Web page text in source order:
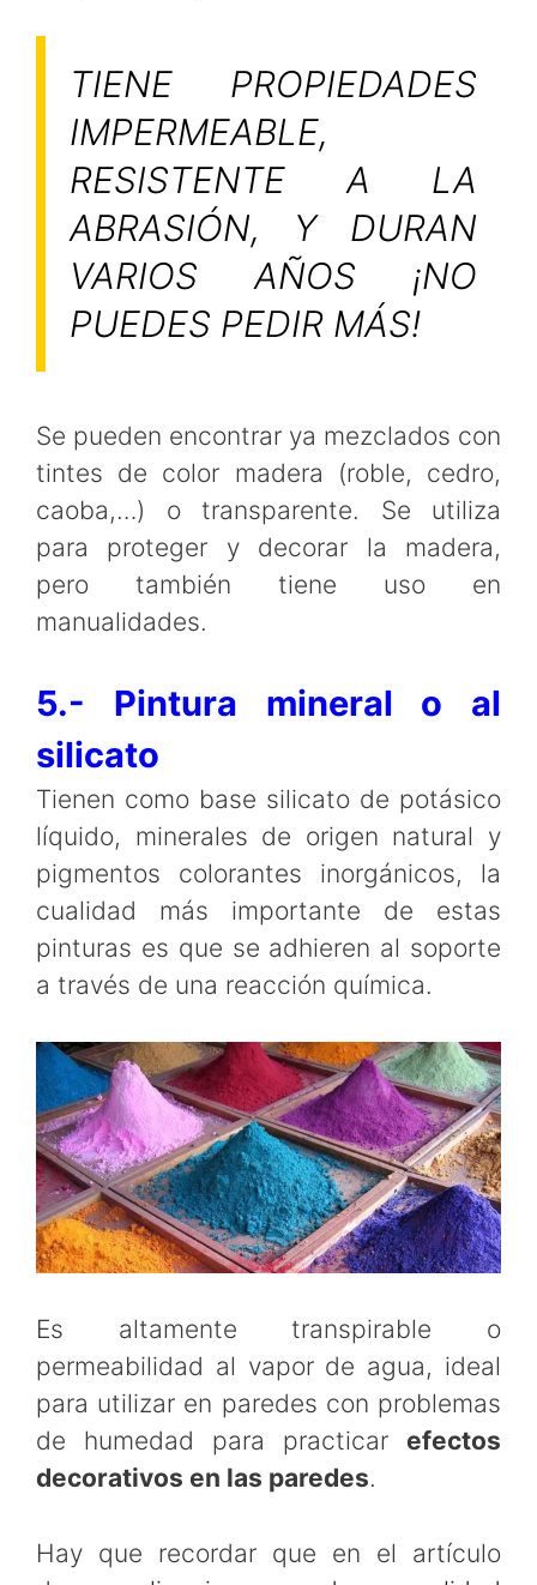
TIENE PROPIEDADES
IMPERMEABLE,
RESISTENTE A LA
ABRASIÓN, Y DURAN
VARIOS AÑOS ¡NO
PUEDES PEDIR MÁS!
Se pueden encontrar ya mezclados con
tintes de color madera (roble, cedro,
caoba,…) o transparente. Se utiliza
para proteger y decorar la madera,
pero también tiene uso en
manualidades.
5.- Pintura mineral o al
silicato
Tienen como base silicato de potásico
líquido, minerales de origen natural y
pigmentos colorantes inorgánicos, la
cualidad más importante de estas
pinturas es que se adhieren al soporte
a través de una reacción química.
Es altamente transpirable o
permeabilidad al vapor de agua, ideal
para utilizar en paredes con problemas
de humedad para practicar efectos
decorativos en las paredes.
Hay que recordar que en el artículo